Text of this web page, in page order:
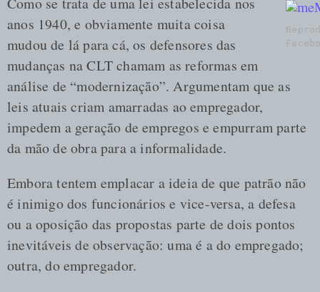
anos 1940, e obviamente muita coisa
mudou de lá para cá, os defensores das
mudanças na CLT chamam as reformas em
análise de “modernização”. Argumentam que as
leis atuais criam amarradas ao empregador,
impedem a geração de empregos e empurram parte
da mão de obra para a informalidade.
Embora tentem emplacar a ideia de que patrão não
é inimigo dos funcionários e vice-versa, a defesa
ou a oposição das propostas parte de dois pontos
inevitáveis de observação: uma é a do empregado;
outra, do empregador.